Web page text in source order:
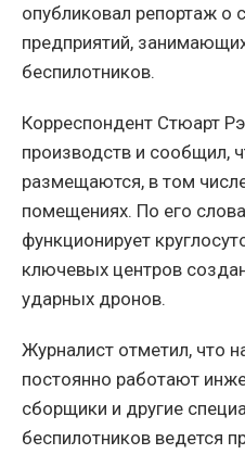
опубликовал репортаж о
предприятий,
беспилотников.
Корреспондент Стюарт
производств и сообщил,
размещаются, в том
помещениях. По его
функционирует
ключевых центров
ударных дронов.
Журналист отметил, что
постоянно работают
сборщики и другие
беспилотников ведется